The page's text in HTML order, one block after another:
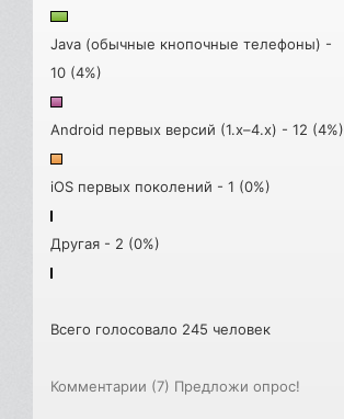
Java (обычные кнопочные телефоны) -
10 (4%)
Android первых версий (1.x–4.x) - 12 (4%)
iOS первых поколений - 1 (0%)
Другая - 2 (0%)
Всего голосовало 245 человек
Комментарии (7) Предложи опрос!